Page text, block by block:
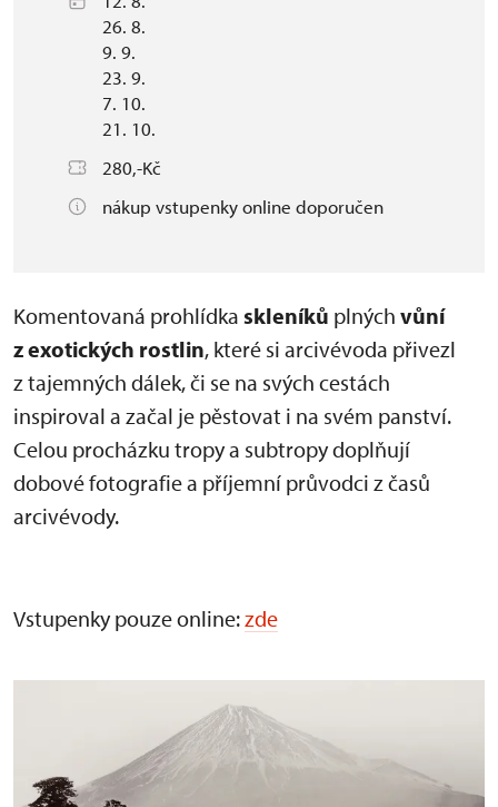
26. 8.
9. 9.
23. 9.
7. 10.
21. 10.
280,-Kč
nákup vstupenky online doporučen
Komentovaná prohlídka skleníků plných vůní
z exotických rostlin, které si arcivévoda přivezl
z tajemných dálek, či se na svých cestách
inspiroval a začal je pěstovat i na svém panství.
Celou procházku tropy a subtropy doplňují
dobové fotografie a příjemní průvodci z časů
arcivévody.
Vstupenky pouze online:zde